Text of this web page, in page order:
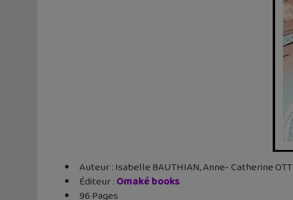
Auteur : Isabelle BAUTHIAN, Anne- Catherine OTT
Éditeur ‏:Omaké books
96 Pages